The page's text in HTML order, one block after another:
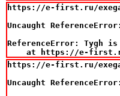
https://e-first.ru/
Uncaught
ReferenceError: Tygh
at https://e-
https://e-first.ru/
Uncaught